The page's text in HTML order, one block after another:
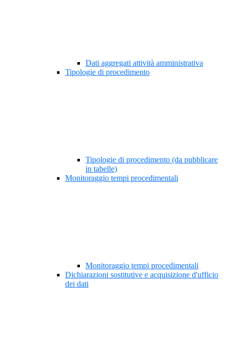
Dati aggregati attività amministrativa
Tipologie di procedimento
Tipologie di procedimento (da pubblicare
in tabelle)
Monitoraggio tempi procedimentali
Monitoraggio tempi procedimentali
Dichiarazioni sostitutive e acquisizione d'ufficio
dei dati